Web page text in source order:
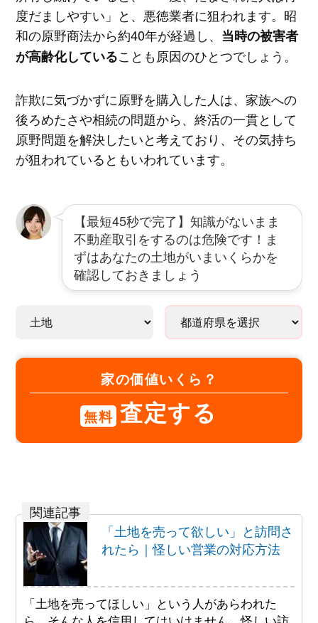
度だましやすい」と、悪徳業者に狙われます。昭
和の原野商法から約40年が経過し、 当時の被害者
が高齢化していることも原因のひとつでしょう。
詐欺に気づかずに原野を購入した人は、家族への
後ろめたさや相続の問題から、終活の一貫として
原野問題を解決したいと考えており、その気持ち
が狙われているともいわれています。
【最短45秒で完了】知識がないまま
不動産取引をするのは危険です！ま
ずはあなたの土地がいまいくらかを
確認しておきましょう
家の価値いくら？
無料 査定する
「土地を売って欲しい」と訪問さ
れたら｜怪しい営業の対応方法
「土地を売ってほしい」という人があらわれた